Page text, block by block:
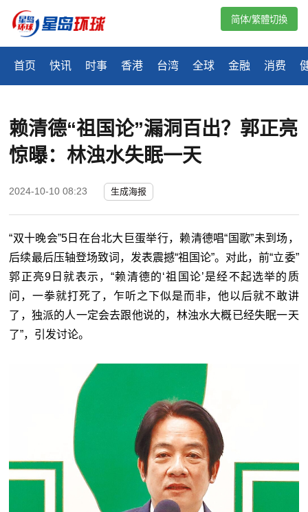
首页 快讯 时事 香港 台湾 全球 金融 消费
简体/繁體切換
赖清德“祖国论”漏洞百出？郭正亮
惊曝：林浊水失眠一天
2024-10-10 08:23 生成海报
“双十晚会”5日在台北大巨蛋举行，赖清德唱“国歌”未到场，
后续最后压轴登场致词，发表震撼“祖国论”。对此，前“立委”
郭正亮9日就表示，“赖清德的‘祖国论’是经不起选举的质
问，一拳就打死了，乍听之下似是而非，他以后就不敢讲
了，独派的人一定会去跟他说的，林浊水大概已经失眠一天
了”，引发讨论。